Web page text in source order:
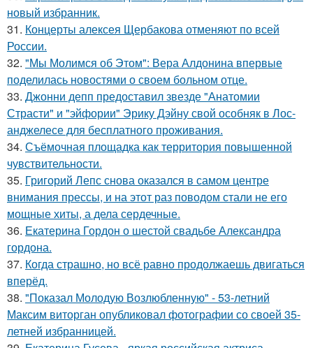
новый избранник.
31. Концерты алексея Щербакова отменяют по всей
России.
32. "Мы Молимся об Этом": Вера Алдонина впервые
поделилась новостями о своем больном отце.
33. Джонни депп предоставил звезде "Анатомии
Страсти" и "эйфории" Эрику Дэйну свой особняк в Лос-
анджелесе для бесплатного проживания.
34. Съёмочная площадка как территория повышенной
чувствительности.
35. Григорий Лепс снова оказался в самом центре
внимания прессы, и на этот раз поводом стали не его
мощные хиты, а дела сердечные.
36. Екатерина Гордон о шестой свадьбе Александра
гордона.
37. Когда страшно, но всё равно продолжаешь двигаться
вперёд.
38. "Показал Молодую Возлюбленную" - 53-летний
Максим виторган опубликовал фотографии со своей 35-
летней избранницей.